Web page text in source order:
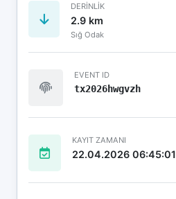
DERINLIK
2.9 km
Sığ Odak
EVENT ID
tx2026hwgvzh
KAYIT ZAMANI
22.04.2026 06:45:01